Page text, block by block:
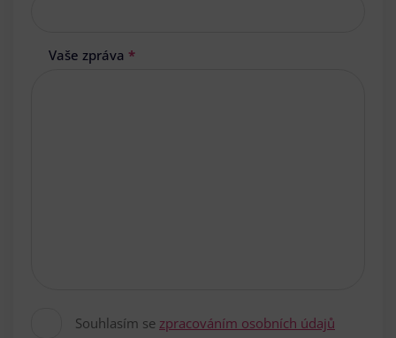
Vaše zpráva *
Souhlasím se zpracováním osobních údajů